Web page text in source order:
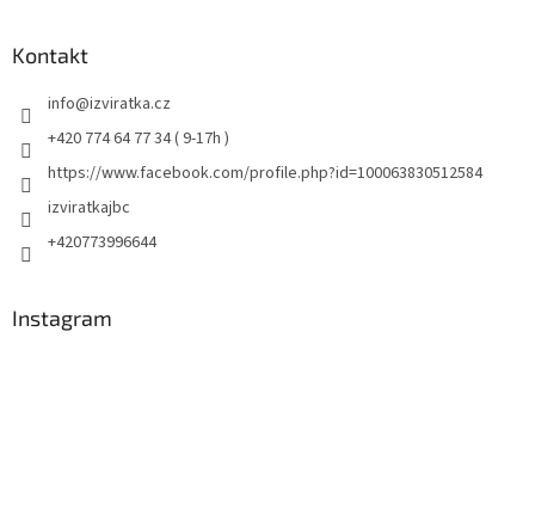
Kontakt
info@izviratka.cz
+420 774 64 77 34 ( 9-17h )
https://www.facebook.com/profile.php?id=100063830512584
izviratkajbc
+420773996644
Instagram